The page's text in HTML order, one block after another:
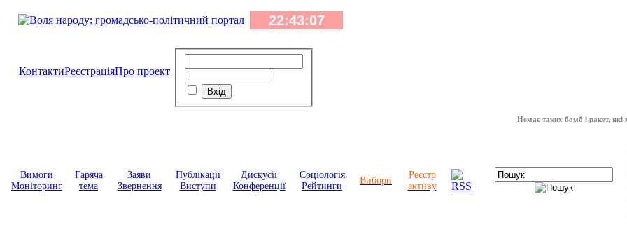
КонтактиРеєстраціяПро проект
Немає таких бомб і ракет, які
Вимоги
Моніторинг
Гаряча
тема
Заяви
Звернення
Публікації
Виступи
Дискусії
Конференції
Соціологія
Рейтинги
Вибори
Реєстр
активу